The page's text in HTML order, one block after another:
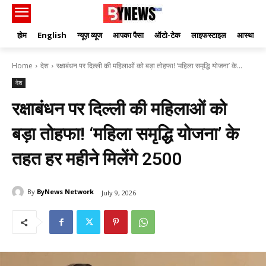
होम English न्यूज़ व्यूज आपका पैसा ऑटो-टेक लाइफस्टाइल आस्था
Home देश रक्षाबंधन पर दिल्ली की महिलाओं को बड़ा तोहफा! ‘महिला समृद्धि योजना’ के...
देश
रक्षाबंधन पर दिल्ली की महिलाओं को
बड़ा तोहफा! ‘महिला समृद्धि योजना’ के
तहत हर महीने मिलेंगे ₹2500
By ByNews Network July 9, 2026